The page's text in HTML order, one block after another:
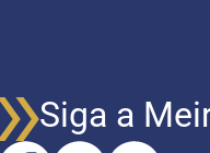
Siga a